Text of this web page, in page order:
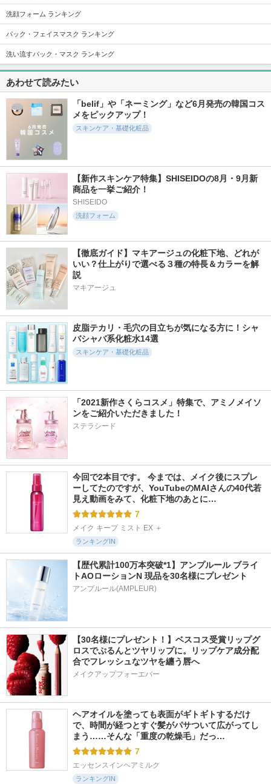
5.7
2520件
レッドブレミッシュ
Dr.G(ドクタージー)
アリウル グリーン
Ariul
on:myskin
5.6
278件
グルタチオン セブ
ン ダークスポット
セラム
manyo
カーミングパッド
SKIN1004
ーム
AESTURA
5.1
366件
ティーツリーハーブ
ピーリングパック
WELLDERMA
5.8
252件
イマスククレンザー
5.2
779件
セラバリア モイス
チャーアクティブ
トナー
ホリカホリカ
Pure C Mask
Yunth
アイバックリフト 1
洗顔フォーム ランキング
パック・フェイスマスク ランキング
洗い流すパック・マスク ランキング
あわせて読みたい
「belif」や「ネーミング」など6月発売の韓国コス
メをピックアップ！
スキンケア・基礎化粧品
【新作スキンケア特集】SHISEIDOの8月・9月新
商品を一挙ご紹介！
SHISEIDO
洗顔フォーム
【徹底ガイド】マキアージュの化粧下地、どれが
いい？仕上がりで選べる３種の特長＆カラーを解
説
マキアージュ
皮脂テカリ・毛穴の目立ちが気になる方に！シャ
バシャバ系化粧水14選
スキンケア・基礎化粧品
「2021新作さくらコスメ」特集で、アミノメイソ
ンをご紹介いただきました！
ステラシード
今回で2本目です。 今までは、メイク後にスプレ
ーしてたのですが、YouTubeのMAIさんの40代若
見え動画をみて、化粧下地のあとに…
7
メイク キープ ミスト EX ＋
ランキングIN
【歴代累計100万本突破*1】アンプルール ブライ
トAOローションN 現品を30名様にプレゼント
アンプルール(AMPLEUR)
【30名様にプレゼント！】ベスコス受賞リップグ
ロスでぷるんとツヤリップに。リップケア成分配
合でフレッシュなツヤを纏う唇へ
メイクアップフォーエバー
ヘアオイルを塗っても表面がギトギトするだけ
で、時間が経つとすぐ髪がパサついて広がってし
まう……そんな「重度の乾燥毛」だっ…
7
エッセンスインヘアミルク
ランキングIN